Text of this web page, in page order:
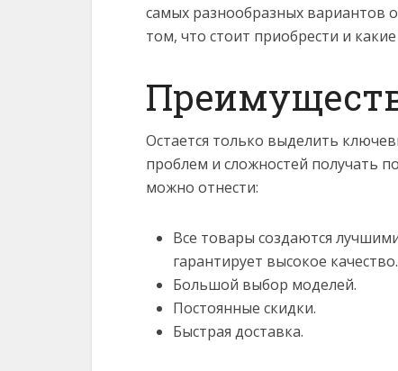
самых разнообразных вариантов
том, что стоит приобрести и
Остается только выделить
проблем и сложностей получать
можно отнести:
Все товары создаются
гарантирует высокое качество.
Большой выбор моделей.
Постоянные скидки.
Быстрая доставка.